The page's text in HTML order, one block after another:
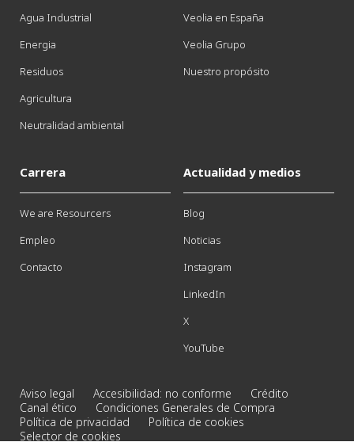
Agua Industrial
Energia
Residuos
Agricultura
Neutralidad ambiental
Veolia en España
Veolia Grupo
Nuestro propósito
Carrera
We are Resourcers
Empleo
Contacto
Actualidad y medios
Blog
Noticias
Instagram
LinkedIn
X
YouTube
Aviso legal Accesibilidad: no conforme
Crédito
Canal ético
Condiciones Generales de Compra
Política de privacidad
Política de cookies
Selector de cookies